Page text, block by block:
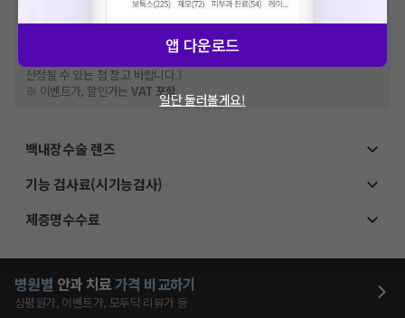
추가비용 등으로 실제 가격과 상이할 수 있으니, 정확
한 가격은 해당 의료기관에 직접 문의해주세요.
건강보험심사평가원에 고지되어 있는 급여 진료 기준 가
격입니다. (진료와 연관된 복합적인 비용이 추가되어, 병원마다 금액이 다르게
산정될 수 있는 점 참고 바랍니다.)
※ 이벤트가, 할인가는VAT 포함
백내장수술 렌즈
기능 검사료(시기능검사)
제증명수수료
병원별 안과 치료가격 비교하기
심평원가, 이벤트가, 모두닥 리뷰가 등
앱 다운로드
일단 둘러볼게요!